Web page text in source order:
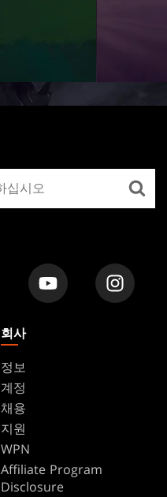
회사
정보
계정
채용
지원
WPN
Affiliate Program
Disclosure